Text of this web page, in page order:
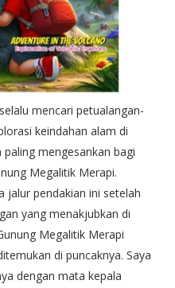
mencari petualangan-
keindahan alam di
mengesankan bagi
Megalitik Merapi.
jalur pendakian ini setelah
yang menakjubkan di
Megalitik Merapi
di puncaknya. Saya
dengan mata kepala